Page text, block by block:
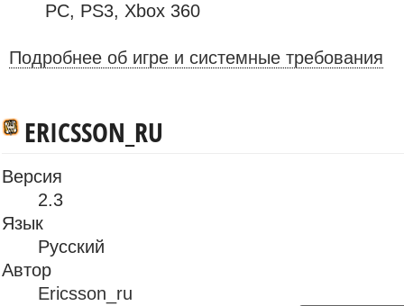
PC, PS3, Xbox 360
Подробнее об игре и системные требования
ERICSSON_RU
Версия
2.3
Язык
Русский
Автор
Ericsson_ru